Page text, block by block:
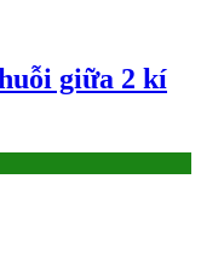
giữa 2 kí